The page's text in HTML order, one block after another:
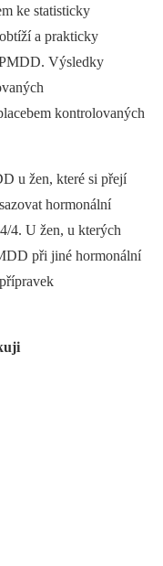
ke statisticky
a prakticky
Výsledky
kontrolovaných
u žen, které si přejí
hormonální
4. U žen, u kterých
při jiné hormonální